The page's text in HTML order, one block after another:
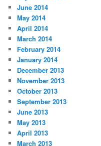
June 2014
May 2014
April 2014
March 2014
February 2014
January 2014
December 2013
November 2013
October 2013
September 2013
June 2013
May 2013
April 2013
March 2013